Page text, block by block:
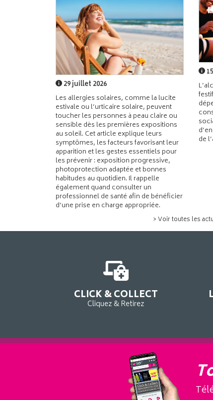
29 juillet 2026
Les allergies solaires, comme la lucite
estivale ou l’urticaire solaire, peuvent
toucher les personnes à peau claire ou
sensible dès les premières expositions
au soleil. Cet article explique leurs
symptômes, les facteurs favorisant leur
apparition et les gestes essentiels pour
les prévenir : exposition progressive,
photoprotection adaptée et bonnes
habitudes au quotidien. Il rappelle
également quand consulter un
professionnel de santé afin de bénéficier
d’une prise en charge appropriée.
de
> Voir toutes les
CLICK & COLLECT
Cliquez & Retirez